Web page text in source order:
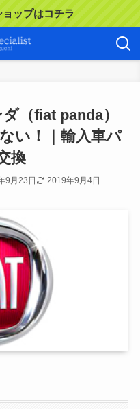
ップはコチラ
（fiat panda）
い！｜輸入車パ
換
9月23日 2019年9月4日